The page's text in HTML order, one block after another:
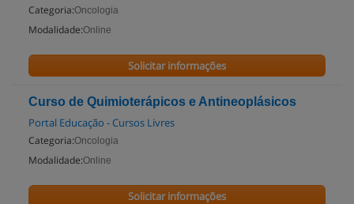
Categoria:Oncologia
Modalidade:Online
Solicitar informações
Curso de Quimioterápicos e Antineoplásicos
Portal Educação - Cursos Livres
Categoria:Oncologia
Modalidade:Online
Solicitar informações